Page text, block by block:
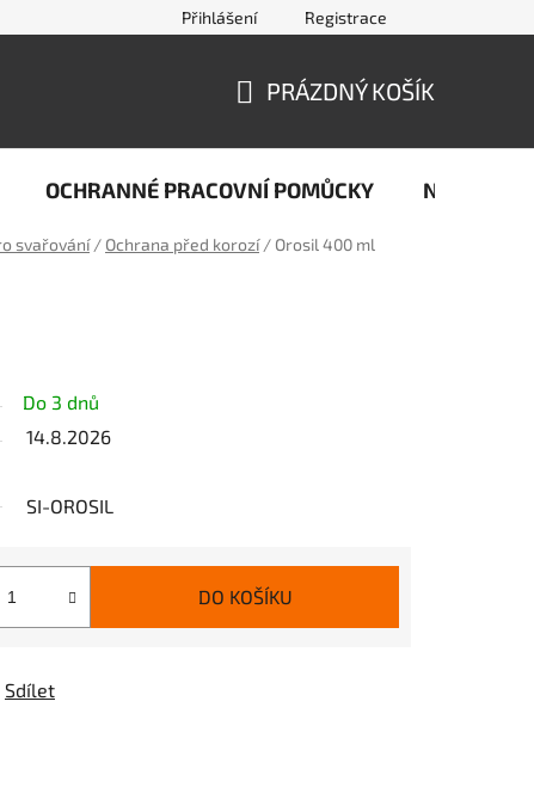
dotazy ze světa svařování Kontakty
Přihlášení Registrace
KOŠÍK
PRÁZDNÝ KOŠÍK
OCHRANNÉ PRACOVNÍ POMŮCKY Naše
svařování / Ochrana před korozí / Orosil 400 ml
Do 3 dnů
14.8.2026
SI-OROSIL
DO KOŠÍKU
Sdílet